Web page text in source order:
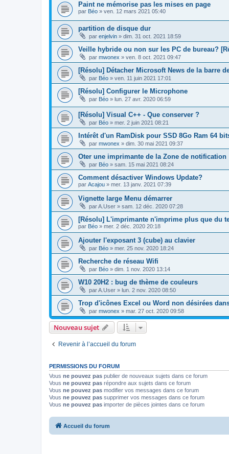
Paint ne mémorise pas les mises en page
par Béo » ven. 12 mars 2021 05:40
partition de disque dur
par enjelvin » dim. 31 oct. 2021 18:59
Veille hybride ou non sur les PC de bureau?
par mwonex » ven. 8 oct. 2021 09:47
[Résolu] Détacher Microsoft News de la barre
par Béo » ven. 11 juin 2021 17:01
[Résolu] Configurer le Microphone
par Béo » lun. 27 avr. 2020 06:59
[Résolu] Visual C++ - Que conserver ?
par Béo » mer. 2 juin 2021 08:21
Intérêt d'un RamDisk pour SSD 8Go Ram 64
par mwonex » dim. 30 mai 2021 09:37
Oter une imprimante de la Zone de notification
par Béo » sam. 15 mai 2021 08:24
Comment désactiver Windows Update?
par Acajou » mer. 13 janv. 2021 07:39
Vignette large Menu démarrer
parA.User » sam. 12 déc. 2020 07:28
[Résolu] L'imprimante n'imprime plus que du
par Béo » mer. 2 déc. 2020 20:18
Ajouter l'exposant 3 (cube) au clavier
par Béo » mer. 25 nov. 2020 18:24
Recherche de réseau Wifi
par Béo » dim. 1 nov. 2020 13:14
W10 20H2 : bug de thème de couleurs
parA.User » lun. 2 nov. 2020 08:50
Trop d'icônes Excel ou Word non désirées
par mwonex » mar. 27 oct. 2020 09:58
Nouveau sujet
Revenir à l’accueil du forum
PERMISSIONS DU FORUM
Vous ne pouvez pas publier de nouveaux sujets dans ce forum
Vous ne pouvez pas répondre aux sujets dans ce forum
Vous ne pouvez pas modifier vos messages dans ce forum
Vous ne pouvez pas supprimer vos messages dans ce forum
Vous ne pouvez pas importer de pièces jointes dans ce forum
Accueil du forum